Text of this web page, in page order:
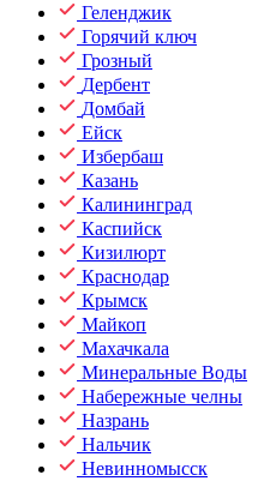
Геленджик
Горячий ключ
Грозный
Дербент
Домбай
Ейск
Избербаш
Казань
Калининград
Каспийск
Кизилюрт
Краснодар
Крымск
Майкоп
Махачкала
Минеральные Воды
Набережные челны
Назрань
Нальчик
Невинномысск